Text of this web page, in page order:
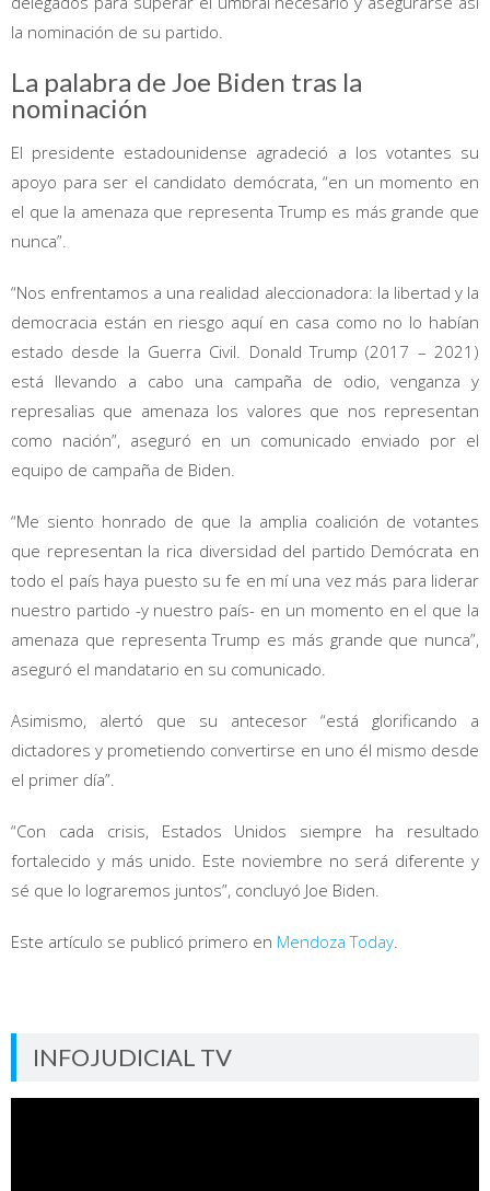
la nominación de su partido.
La palabra de Joe Biden tras la
nominación
El presidente estadounidense agradeció a los votantes su
apoyo para ser el candidato demócrata, “en un momento en
el que la amenaza que representa Trump es más grande que
nunca”.
“Nos enfrentamos a una realidad aleccionadora: la libertad y la
democracia están en riesgo aquí en casa como no lo habían
estado desde la Guerra Civil. Donald Trump (2017 – 2021)
está llevando a cabo una campaña de odio, venganza y
represalias que amenaza los valores que nos representan
como nación”, aseguró en un comunicado enviado por el
equipo de campaña de Biden.
“Me siento honrado de que la amplia coalición de votantes
que representan la rica diversidad del partido Demócrata en
todo el país haya puesto su fe en mí una vez más para liderar
nuestro partido -y nuestro país- en un momento en el que la
amenaza que representa Trump es más grande que nunca”,
aseguró el mandatario en su comunicado.
Asimismo, alertó que su antecesor “está glorificando a
dictadores y prometiendo convertirse en uno él mismo desde
el primer día”.
“Con cada crisis, Estados Unidos siempre ha resultado
fortalecido y más unido. Este noviembre no será diferente y
sé que lo lograremos juntos”, concluyó Joe Biden.
Este artículo se publicó primero en Mendoza Today
INFOJUDICIAL TV